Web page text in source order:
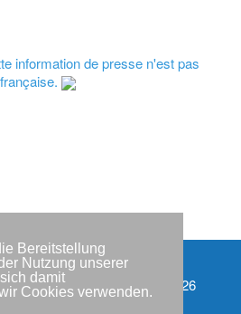
Bereitstellung
Nutzung unserer
damit
Cookies verwenden.
information de presse n'est pas
Copyright © IWR 2026